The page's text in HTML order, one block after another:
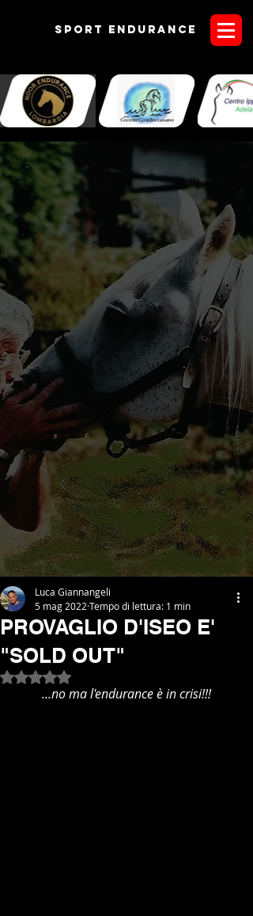
Sport endurANCE
PROVAGLIO D'ISEO E'
"SOLD OUT"
Luca Giannangeli
5 mag 2022 Tempo di lettura: 1 min
Valutazione NaN stelle su 5.
...no ma l'endurance è in crisi!!!